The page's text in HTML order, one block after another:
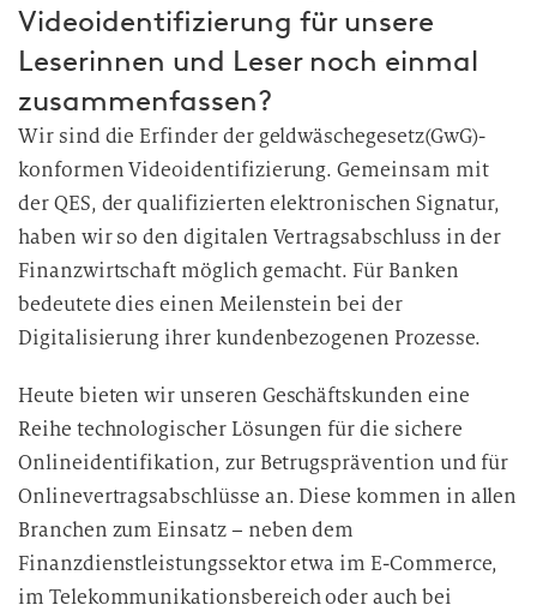
Videoidentifizierung für unsere
Leserinnen und Leser noch einmal
zusammenfassen?
Wir sind die Erfinder der geldwäschegesetz(GwG)-
konformen Videoidentifizierung. Gemeinsam mit
der QES, der qualifizierten elektronischen Signatur,
haben wir so den digitalen Vertragsabschluss in der
Finanzwirtschaft möglich gemacht. Für Banken
bedeutete dies einen Meilenstein bei der
Digitalisierung ihrer kundenbezogenen Prozesse.
Heute bieten wir unseren Geschäftskunden eine
Reihe technologischer Lösungen für die sichere
Onlineidentifikation, zur Betrugsprävention und für
Onlinevertragsabschlüsse an. Diese kommen in allen
Branchen zum Einsatz – neben dem
Finanzdienstleistungssektor etwa im E-Commerce,
im Telekommunikationsbereich oder auch bei